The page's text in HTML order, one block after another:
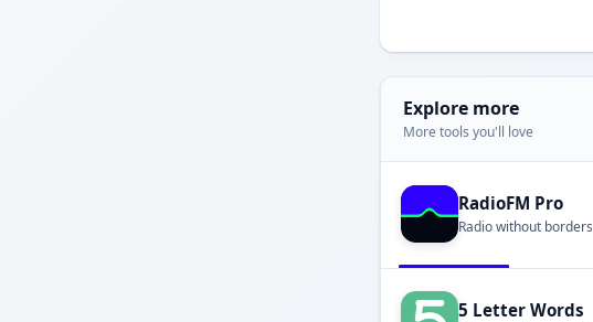
Explore more
More tools you'll love
RadioFM Pro
Radio without borders
5 Letter Words